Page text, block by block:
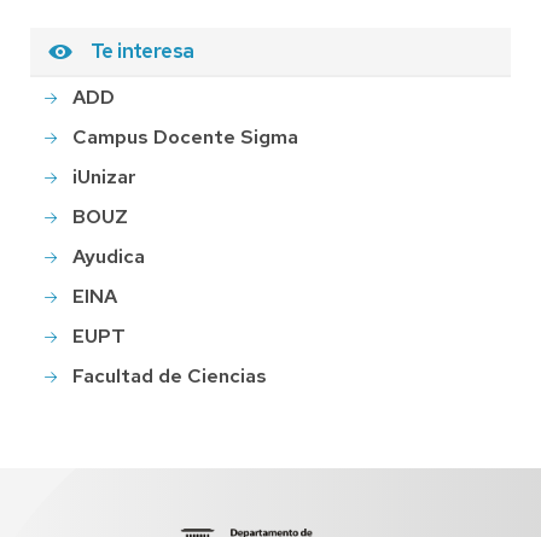
Te interesa
ADD
Campus Docente Sigma
iUnizar
BOUZ
Ayudica
EINA
EUPT
Facultad de Ciencias